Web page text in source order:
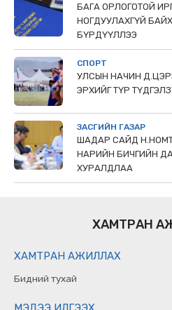
БАГА ОРЛОГОТОЙ
НОГДУУЛАХГҮЙ
БҮРДҮҮЛЛЭЭ
СПОРТ
УЛСЫН НАЧИН
ЭРХИЙГ ТҮР
ЗАСГИЙН ГАЗАР
ШАДАР САЙД
НАРИЙН БИЧГИЙН
ХУРАЛДЛАА
ХАМТРАН
ХАМТРАН АЖИЛЛАХ
Бидний тухай